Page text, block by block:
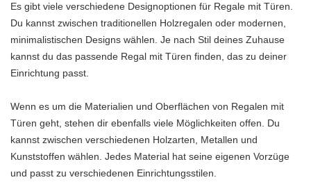
Es gibt viele verschiedene Designoptionen für Regale mit Türen.
Du kannst zwischen traditionellen Holzregalen oder modernen,
minimalistischen Designs wählen. Je nach Stil deines Zuhause
kannst du das passende Regal mit Türen finden, das zu deiner
Einrichtung passt.
Wenn es um die Materialien und Oberflächen von Regalen mit
Türen geht, stehen dir ebenfalls viele Möglichkeiten offen. Du
kannst zwischen verschiedenen Holzarten, Metallen und
Kunststoffen wählen. Jedes Material hat seine eigenen Vorzüge
und passt zu verschiedenen Einrichtungsstilen.